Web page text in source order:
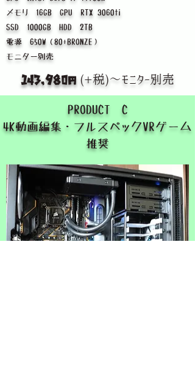
メモリ 16GB GPU RTX 3060ti
SSD 1000GB HDD 2TB
​電源 650W（80+BRONZE）
モニター別売
14３,980円 (+税)～モニター別売
PRODUCT C
4K動画編集・フルスペックVRゲーム
推奨